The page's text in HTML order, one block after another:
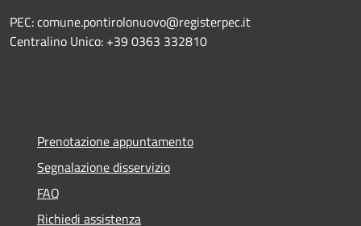
PEC: comune.pontirolonuovo@registerpec.it
Centralino Unico: +39 0363 332810
Prenotazione appuntamento
Segnalazione disservizio
FAQ
Richiedi assistenza